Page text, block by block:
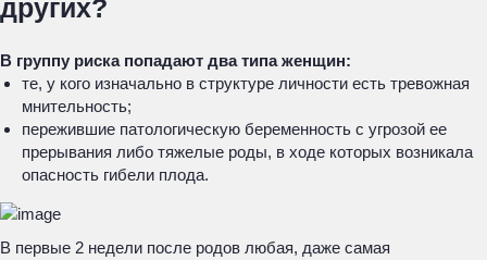
других?
В группу риска попадают два типа женщин:
те, у кого изначально в структуре личности есть тревожная
мнительность;
пережившие патологическую беременность с угрозой ее
прерывания либо тяжелые роды, в ходе которых возникала
опасность гибели плода.
В первые 2 недели после родов любая, даже самая